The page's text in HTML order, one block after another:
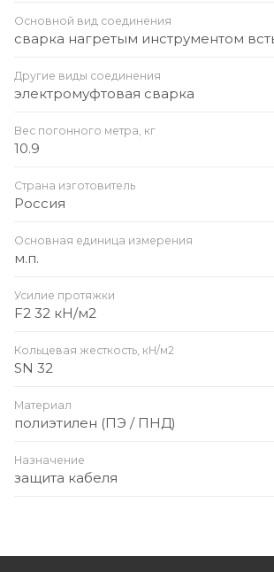
Основной вид соединения
сварка нагретым инструментом
Другие виды соединения
электромуфтовая сварка
Вес погонного метра, кг
10.9
Страна изготовитель
Россия
Основная единица измерения
м.п.
Усилие протяжки
F2 32 кН/м2
Кольцевая жесткость, кН/м2
SN 32
Материал
полиэтилен (ПЭ / ПНД)
Назначение
защита кабеля